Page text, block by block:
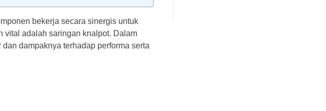
bekerja secara sinergis untuk
vital adalah saringan knalpot. Dalam
dampaknya terhadap performa serta